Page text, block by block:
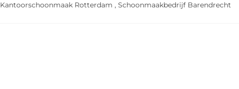
Kantoorschoonmaak Rotterdam ,Schoonmaakbedrijf Barendrecht